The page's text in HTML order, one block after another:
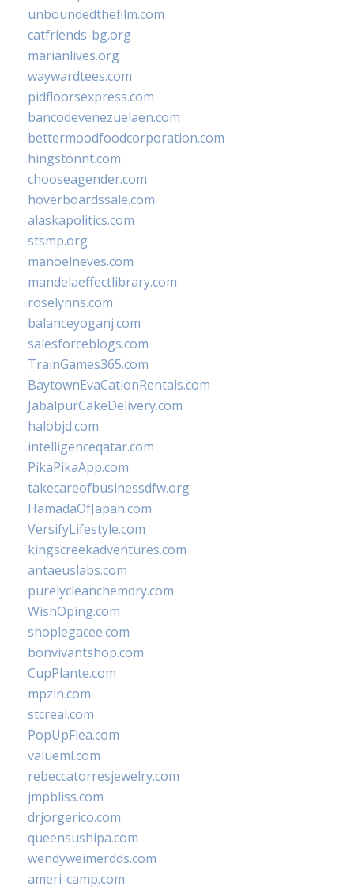
unboundedthefilm.com
catfriends-bg.org
marianlives.org
waywardtees.com
pidfloorsexpress.com
bancodevenezuelaen.com
bettermoodfoodcorporation.com
hingstonnt.com
chooseagender.com
hoverboardssale.com
alaskapolitics.com
stsmp.org
manoelneves.com
mandelaeffectlibrary.com
roselynns.com
balanceyoganj.com
salesforceblogs.com
TrainGames365.com
BaytownEvaCationRentals.com
JabalpurCakeDelivery.com
halobjd.com
intelligenceqatar.com
PikaPikaApp.com
takecareofbusinessdfw.org
HamadaOfJapan.com
VersifyLifestyle.com
kingscreekadventures.com
antaeuslabs.com
purelycleanchemdry.com
WishOping.com
shoplegacee.com
bonvivantshop.com
CupPlante.com
mpzin.com
stcreal.com
PopUpFlea.com
valueml.com
rebeccatorresjewelry.com
jmpbliss.com
drjorgerico.com
queensushipa.com
wendyweimerdds.com
ameri-camp.com